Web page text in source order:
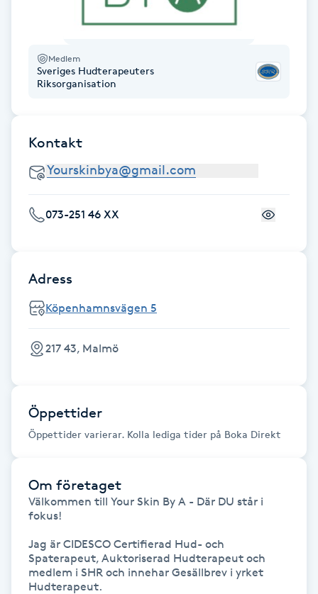
Hårförlängning
Hårvård
Hälsprickor
Idrottsmassage
IPL hårborttagning
Japansk massage
K
Kemisk peeling
Medlem
Sveriges Hudterapeuters
Riksorganisation
Kontakt
073-251 46 XX
Adress
Köpenhamnsvägen 5
217 43, Malmö
Öppettider
Öppettider varierar. Kolla lediga tider på Boka Direkt
Om företaget
Välkommen till Your Skin By A - Där DU står i
fokus!
Jag är CIDESCO Certifierad Hud- och
Spaterapeut, Auktoriserad Hudterapeut och
medlem i SHR och innehar Gesällbrev i yrket
Hudterapeut.